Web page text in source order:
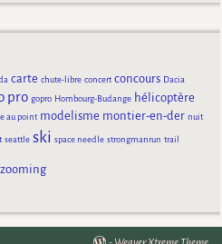
carte chute-libre concert concours Dacia
pro gopro Hombourg-Budange hélicoptère
au point modelisme montier-en-der nuit
seattle ski space needle strongmanrun trail
zooming